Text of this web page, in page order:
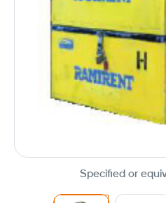
Specified or